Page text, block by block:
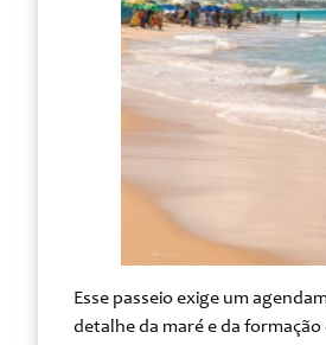
Esse passeio exige um
detalhe da maré e da